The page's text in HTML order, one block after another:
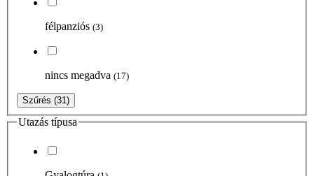
félpanziós (3)
nincs megadva (17)
Szűrés (31)
Utazás típusa